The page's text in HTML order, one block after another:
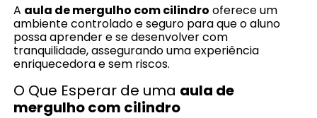
A aula de mergulho com cilindro oferece um
ambiente controlado e seguro para que o aluno
possa aprender e se desenvolver com
tranquilidade, assegurando uma experiência
enriquecedora e sem riscos.
O Que Esperar de uma aula de
mergulho com cilindro